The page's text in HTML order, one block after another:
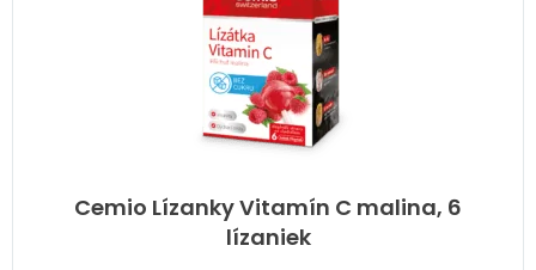
Cemio Lízanky Vitamín C malina, 6
lízaniek